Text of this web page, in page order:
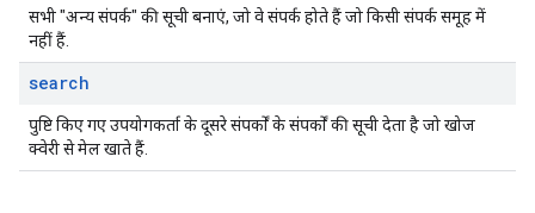
सभी "अन्य संपर्क" की सूची बनाएं, जो वे संपर्क होते हैं जो किसी संपर्क समूह में
नहीं हैं.
search
पुष्टि किए गए उपयोगकर्ता के दूसरे संपर्कों के संपर्कों की सूची देता है जो खोज
क्वेरी से मेल खाते हैं.